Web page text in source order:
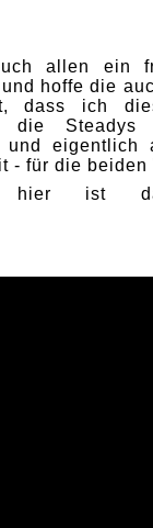
allen ein
hoffe die
dass ich
die Steadys
und
- für die beiden
hier ist